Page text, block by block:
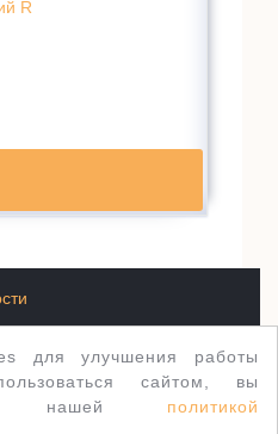
R
для улучшения работы
сайтом, вы
с нашей политикой